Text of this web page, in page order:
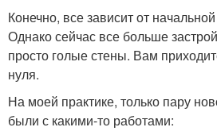
Конечно, все зависит от
Однако сейчас все больше
просто голые стены. Вам
нуля.
На моей практике, только пару
были с какими-то работами: